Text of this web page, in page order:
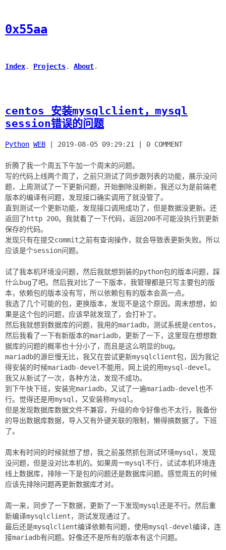
0x55aa
Index. Projects. About.
centos 安装mysqlclient，mysql
session错误的问题
Python WEB 2019-08-05 09:29:21 0 COMMENT
折腾了我一个周五下午加一个周末的问题。
写的代码上线两个周了，之前只测试了同步跟列表的功能，展示没问
题，上周测试了一下更新问题，开始删除没刷新，我还以为是前端老
版本的编译有问题，发现接口确实调用了就没管了。
直到测试一个更新功能，发现接口调用成功了，但是数据没更新。还
返回了http 200。我就看了一下代码，返回200不可能没执行到更新
保存的代码。
发现只有在提交commit之前有查询操作，就会导致表更新失败。所以
应该是个session问题。
试了我本机环境没问题，然后我就想到装的python包的版本问题，踩
什么bug了吧。然后我对比了一下版本，我管理都是只写主要包的版
本，依赖包的版本没有写，所以依赖包有的版本会高一点。
我选了几个可能的包，更换版本，发现不是这个原因。周末想想，如
果是这个包的问题，应该早就发现了，会打补丁。
然后我就想到数据库的问题，我用的mariadb，测试系统是centos，
然后我看了一下有新版本的mariadb，更新了一下，这里现在想想数
据库的问题的概率也十分小了，而且是这么明显的bug。
mariadb的源巨慢无比，我又在尝试更新mysqlclient包，因为我记
得安装的时候mariadb-devel不能用，网上说的用mysql-devel。
我又从新试了一次，各种方法，发现不成功。
到下午快下班，安装完mariadb，又试了一遍mariadb-devel也不
行。觉得还是用mysql，又安装称mysql。
但是发现数据库数据文件不兼容，升级的命令好像也不太行，我备份
的导出数据库数据，导入又有外键关联的限制，懒得搞数据了。下班
了。
周末有时间的时候就想了想，我之前虽然抓包测试环境mysql，发现
没问题，但是没对比本机的。如果周一mysql不行，试试本机环境连
线上数据库，排除一下是包的问题还是数据库问题。感觉周五的时候
应该先排除问题再更新数据库才对。
周一来，同步了一下数据，更新了一下发现mysql还是不行。然后重
新编译mysqlclient，测试发现通过了。
最后还是mysqlclient编译依赖有问题，使用mysql-devel编译，连